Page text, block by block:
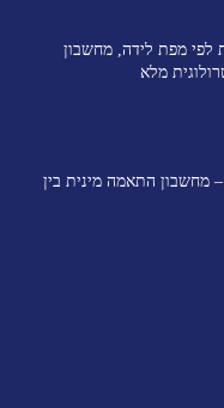
לפי מפת לידה, מחשבון
מלא
– מחשבון התאמה מינית בין